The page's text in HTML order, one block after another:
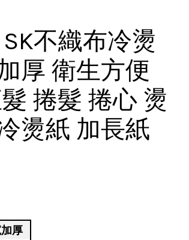
不織布冷燙
厚 衛生方便
捲髮 捲心 燙
燙紙 加長紙
厚